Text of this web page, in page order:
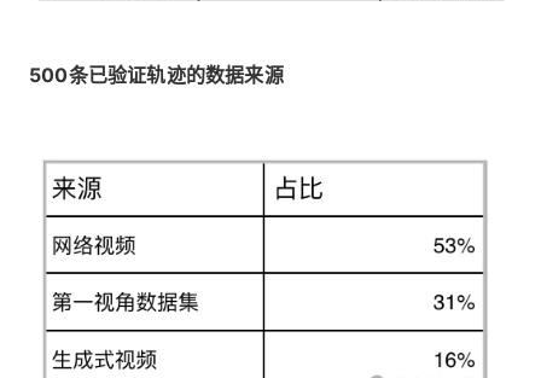
500条已验证轨迹的数据来源